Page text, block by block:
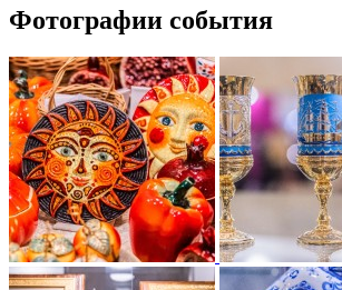
Фотографии события